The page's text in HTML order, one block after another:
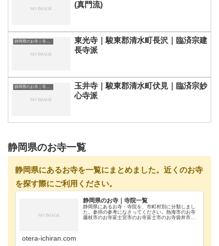
(真門流)
静岡県のお寺｜寺院一覧
東光寺｜駿東郡清水町長沢｜臨済宗建
長寺派
静岡県のお寺｜寺院一覧
玉井寺｜駿東郡清水町伏見｜臨済宗妙
心寺派
静岡県のお寺一覧
静岡県にあるお寺を一覧にまとめました。近くのお寺
を探す際にご利用ください。
静岡県のお寺｜寺院一覧
静岡県にあるお寺・寺院を、市町村別に分類しまし
た。参拝の参考になさってください。熱海市のお寺
藤枝市のお寺富士宮市のお寺富士市のお寺袋井市の
otera-ichiran.com